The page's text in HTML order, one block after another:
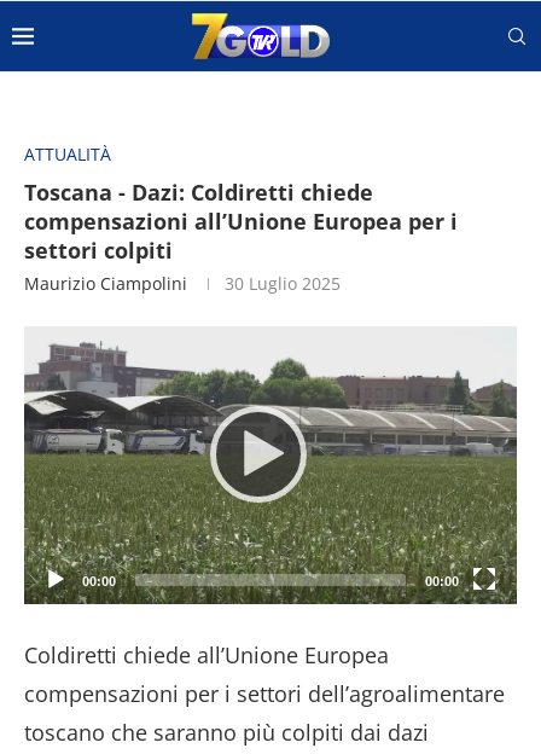
ATTUALITÀ
Toscana - Dazi: Coldiretti chiede
compensazioni all’Unione Europea per i
settori colpiti
Maurizio Ciampolini 30 Luglio 2025
Player
00:00 00:00
Coldiretti chiede all’Unione Europea
compensazioni per i settori dell’agroalimentare
toscano che saranno più colpiti dai dazi